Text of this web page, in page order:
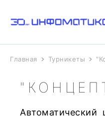
Главная Турникеты
Автоматический